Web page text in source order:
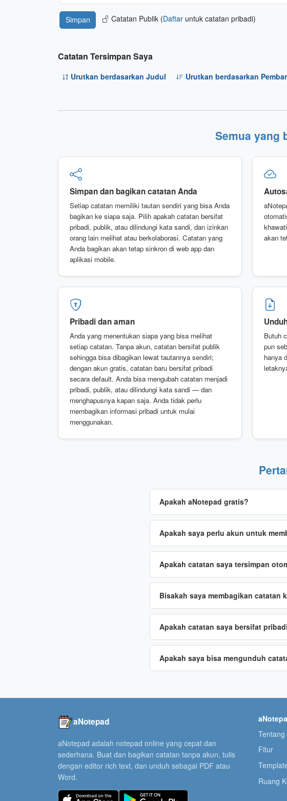
Catatan Publik (Daftaruntuk catatan pribadi)
Catatan Tersimpan Saya
Urutkan berdasarkan Judul Urutkan berdasarkan
Semua yang
Simpan dan bagikan catatan Anda
Setiap catatan memiliki tautan sendiri yang bisa Anda
bagikan ke siapa saja. Pilih apakah catatan bersifat
pribadi, publik, atau dilindungi kata sandi, dan izinkan
orang lain melihat atau berkolaborasi. Catatan yang
Anda bagikan akan tetap sinkron di web app dan
aplikasi mobile.
akan
Pribadi dan aman
Anda yang menentukan siapa yang bisa melihat
setiap catatan. Tanpa akun, catatan bersifat publik
sehingga bisa dibagikan lewat tautannya sendiri;
dengan akun gratis, catatan baru bersifat pribadi
secara default. Anda bisa mengubah catatan menjadi
pribadi, publik, atau dilindungi kata sandi — dan
menghapusnya kapan saja. Anda tidak perlu
membagikan informasi pribadi untuk mulai
menggunakan.
Butuh
pun
hanya
Apakah aNotepad gratis?
Apakah saya perlu akun untuk
Apakah catatan saya tersimpan
Bisakah saya membagikan catatan
Apakah catatan saya bersifat
Apakah saya bisa mengunduh
aNotepad
aNotepad adalah notepad online yang cepat dan
sederhana. Buat dan bagikan catatan tanpa akun, tulis
dengan editor rich text, dan unduh sebagai PDF atau
Word.
Tentang
Fitur
Ruang